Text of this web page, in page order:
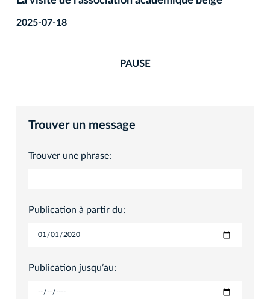
2025-07-18
PAUSE
Trouver un message
Trouver une phrase:
Publication à partir du:
Publication jusqu’au: